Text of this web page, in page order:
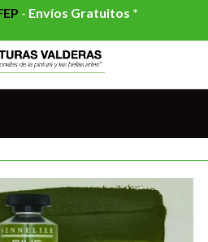
- Envíos Gratuitos *